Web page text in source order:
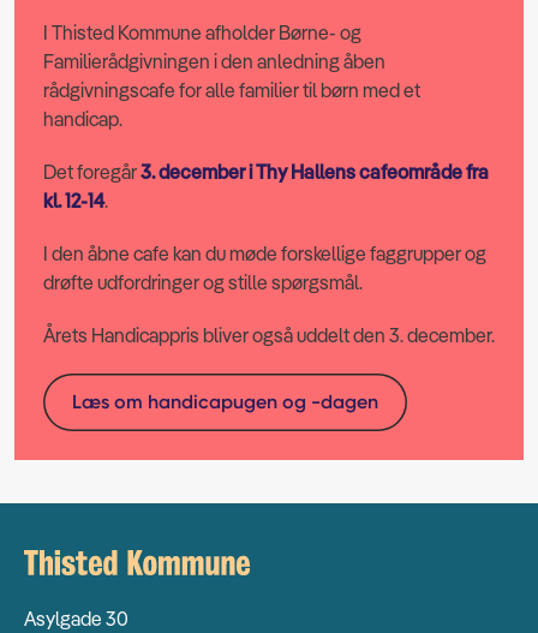
I Thisted Kommune afholder Børne- og
Familierådgivningen i den anledning åben
rådgivningscafe for alle familier til børn med et
handicap.
Det foregår3. december i Thy Hallens cafeområde fra
kl. 12-14.
I den åbne cafe kan du møde forskellige faggrupper og
drøfte udfordringer og stille spørgsmål.
Årets Handicappris bliver også uddelt den 3. december.
Læs om handicapugen og -dagen
Asylgade 30